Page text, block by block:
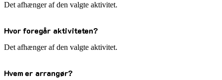
Det afhænger af den valgte aktivitet.
Hvor foregår aktiviteten?
Det afhænger af den valgte aktivitet.
Hvem er arrangør?